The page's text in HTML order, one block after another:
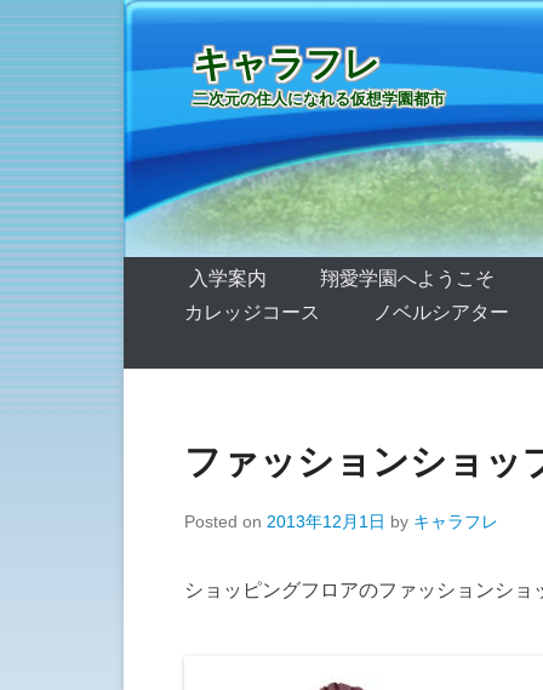
キャラフレ
二次元の住人になれる仮想学園都市
第1メニュー
コンテンツへ移動
入学案内 翔愛学園へようこそ
カレッジコース
ノベルシアター
ファッションショッ
Posted on 2013年12月1日 by キャラフレ
ショッピングフロアのファッションショ